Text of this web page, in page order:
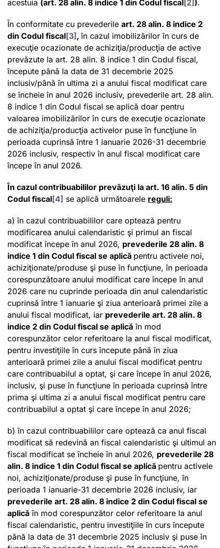
acestuia (art. 28 alin. 8 indice 1 din Codul fiscal[2]).
În conformitate cu prevederile art. 28 alin. 8 indice 2
din Codul fiscal[3] ,în cazul imobilizărilor în curs de
execuţie ocazionate de achiziţia/producţia de active
prevăzute la art. 28 alin. 8 indice 1 din Codul fiscal,
începute până la data de 31 decembrie 2025
inclusiv/până în ultima zi a anului fiscal modificat care
se încheie în anul 2026 inclusiv, prevederile art. 28 alin.
8 indice 1 din Codul fiscal se aplică doar pentru
valoarea imobilizărilor în curs de execuţie ocazionate
de achiziţia/producţia activelor puse în funcţiune în
perioada cuprinsă între 1 ianuarie 2026-31 decembrie
2026 inclusiv, respectiv în anul fiscal modificat care
începe în anul 2026.
În cazul contribuabililor prevăzuţi la art. 16 alin. 5 din
Codul fiscal[4] se aplică următoarele reguli:
a) în cazul contribuabililor care optează pentru
modificarea anului calendaristic şi primul an fiscal
modificat începe în anul 2026, prevederile 28 alin. 8
indice 1 din Codul fiscal se aplică pentru activele noi,
achiziţionate/produse şi puse în funcţiune, în perioada
corespunzătoare anului modificat care începe în anul
2026 care nu cuprinde perioada din anul calendaristic
cuprinsă între 1 ianuarie şi ziua anterioară primei zile a
anului fiscal modificat, iar prevederile art. 28 alin. 8
indice 2 din Codul fiscal se aplică în mod
corespunzător celor referitoare la anul fiscal modificat,
pentru investiţiile în curs începute până în ziua
anterioară primei zile a anului fiscal modificat pentru
care contribuabilul a optat, şi care începe în anul 2026,
inclusiv, şi puse în funcţiune în perioada cuprinsă între
prima şi ultima zi a anului fiscal modificat pentru care
contribuabilul a optat şi care începe în anul 2026;
b) în cazul contribuabililor care optează ca anul fiscal
modificat să redevină an fiscal calendaristic şi ultimul an
fiscal modificat se încheie în anul 2026, prevederile 28
alin. 8 indice 1 din Codul fiscal se aplică pentru activele
noi, achiziţionate/produse şi puse în funcţiune, în
perioada 1 ianuarie-31 decembrie 2026 inclusiv, iar
prevederile art. 28 alin. 8 indice 2 din Codul fiscal se
aplică în mod corespunzător celor referitoare la anul
fiscal calendaristic, pentru investiţiile în curs începute
până la data de 31 decembrie 2025 inclusiv şi puse în